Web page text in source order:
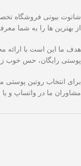
شاتوت بیوتی فروشگاه
از بهترین ها را به شما
هدف ما این است با ارائه
پوستی رایگان، حس خوب
برای انتخاب روتین
مشاوران ما در واتساپ و یا